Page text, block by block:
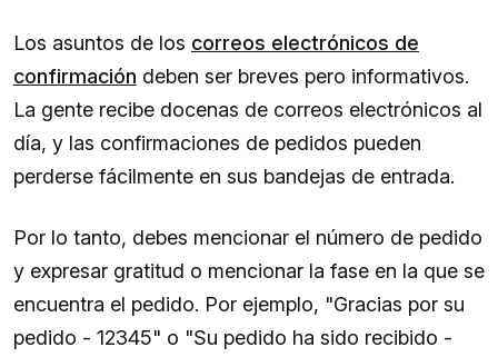
Los asuntos de los correos electrónicos de
confirmación deben ser breves pero informativos.
La gente recibe docenas de correos electrónicos al
día, y las confirmaciones de pedidos pueden
perderse fácilmente en sus bandejas de entrada.
Por lo tanto, debes mencionar el número de pedido
y expresar gratitud o mencionar la fase en la que se
encuentra el pedido. Por ejemplo, "Gracias por su
pedido - 12345" o "Su pedido ha sido recibido -